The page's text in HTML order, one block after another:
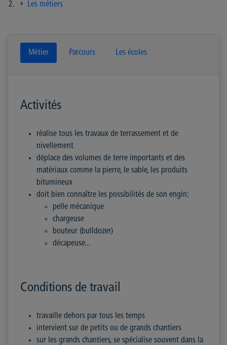
Les métiers
Métier Parcours Les écoles
Activités
réalise tous les travaux de terrassement et de
nivellement
déplace des volumes de terre importants et des
matériaux comme la pierre, le sable, les produits
bitumineux
doit bien connaître les possibilités de son engin:
pelle mécanique
chargeuse
bouteur (bulldozer)
décapeuse...
Conditions de travail
travaille dehors par tous les temps
intervient sur de petits ou de grands chantiers
sur les grands chantiers, se spécialise souvent dans la